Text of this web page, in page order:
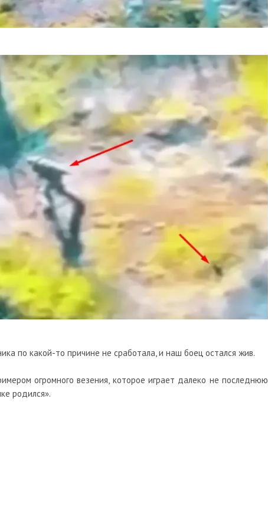
по какой-то причине не сработала, и наш боец остался жив.
огромного везения, которое играет далеко не последнюю
родился».